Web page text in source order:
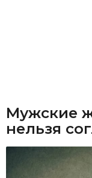
Мужские
нельзя